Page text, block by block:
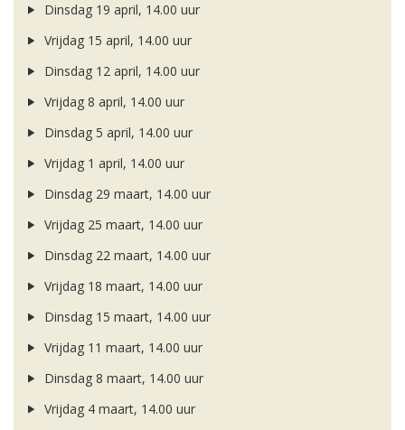
Dinsdag 19 april, 14.00 uur
Vrijdag 15 april, 14.00 uur
Dinsdag 12 april, 14.00 uur
Vrijdag 8 april, 14.00 uur
Dinsdag 5 april, 14.00 uur
Vrijdag 1 april, 14.00 uur
Dinsdag 29 maart, 14.00 uur
Vrijdag 25 maart, 14.00 uur
Dinsdag 22 maart, 14.00 uur
Vrijdag 18 maart, 14.00 uur
Dinsdag 15 maart, 14.00 uur
Vrijdag 11 maart, 14.00 uur
Dinsdag 8 maart, 14.00 uur
Vrijdag 4 maart, 14.00 uur